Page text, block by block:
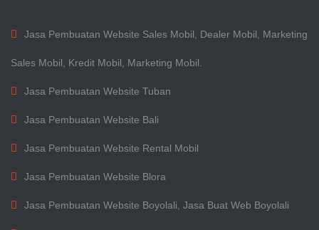
Jasa Pembuatan Website Sales Mobil, Dealer Mobil, Marketing
Sales Mobil, Kredit Mobil, Marketing Mobil.
Jasa Pembuatan Website Tuban
Jasa Pembuatan Website Bali
Jasa Pembuatan Website Rental Mobil
Jasa Pembuatan Website Blora
Jasa Pembuatan Website Boyolali, Jasa Buat Web Boyolali